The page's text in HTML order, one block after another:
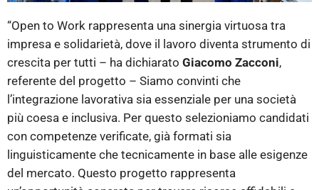
“Open to Work rappresenta una sinergia virtuosa tra
impresa e solidarietà, dove il lavoro diventa strumento di
crescita per tutti – ha dichiarato Giacomo Zacconi,
referente del progetto – Siamo convinti che
l’integrazione lavorativa sia essenziale per una società
più coesa e inclusiva. Per questo selezioniamo candidati
con competenze verificate, già formati sia
linguisticamente che tecnicamente in base alle esigenze
del mercato. Questo progetto rappresenta